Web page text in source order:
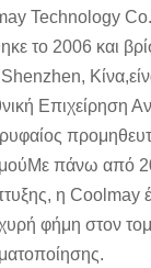
Technology
το 2006 και
Επιχείρηση
πάνω από
η Coolmay
φήμη στον